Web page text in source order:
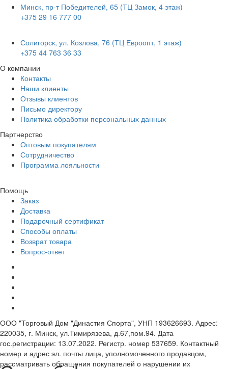
Минск, пр-т Победителей, 65 (ТЦ Замок, 4 этаж)
+375 29 16 777 00
Солигорск, ул. Козлова, 76 (ТЦ Евроопт, 1 этаж)
+375 44 763 36 33
О компании
Контакты
Наши клиенты
Отзывы клиентов
Письмо директору
Политика обработки персональных данных
Партнерство
Оптовым покупателям
Сотрудничество
Программа лояльности
Помощь
Заказ
Доставка
Подарочный сертификат
Способы оплаты
Возврат товара
Вопрос-ответ
ООО "Торговый Дом "Династия Спорта", УНП 193626693. Адрес:
220035, г. Минск, ул.Тимирязева, д.67,пом.94. Дата
гос.регистрации: 13.07.2022. Регистр. номер 537659. Контактный
номер и адрес эл. почты лица, уполномоченного продавцом,
рассматривать обращения покупателей о нарушении их